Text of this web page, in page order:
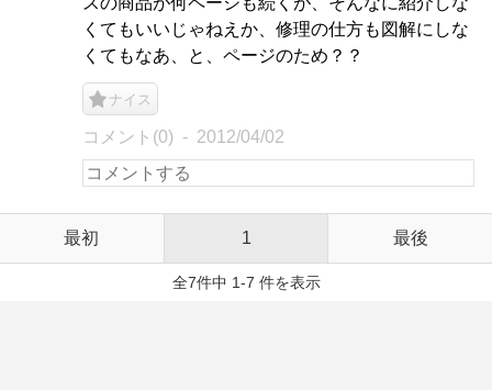
くてもいいじゃねえか、修理の仕方も図解にしな
くてもなあ、と、ページのため？？
ナイス
コメント(0) 2012/04/02
最初 1 最後
全7件中 1-7 件を表示